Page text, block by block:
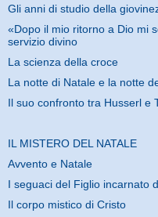
Gli anni di studio della
«Dopo il mio ritorno a Dio mi
servizio divino
La scienza della croce
La notte di Natale e la notte
Il suo confronto tra Husserl e
IL MISTERO DEL NATALE
Avvento e Natale
I seguaci del Figlio incarnato
Il corpo mistico di Cristo